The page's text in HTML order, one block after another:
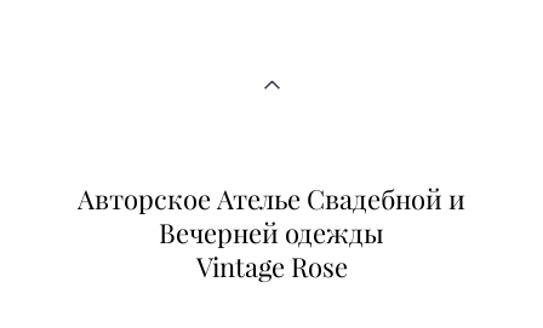
Авторское Ателье Свадебной и
Вечерней одежды
Vintage Rose